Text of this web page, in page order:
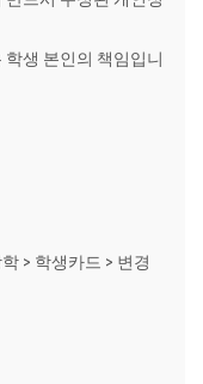
생 본인의 책임입니
> 학생카드 > 변경